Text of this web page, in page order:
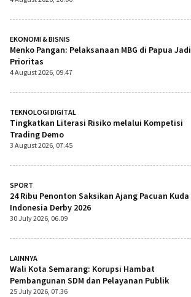
EKONOMI & BISNIS
Menko Pangan: Pelaksanaan MBG di Papua Jadi
Prioritas
4 August 2026, 09.47
TEKNOLOGI DIGITAL
Tingkatkan Literasi Risiko melalui Kompetisi
Trading Demo
3 August 2026, 07.45
SPORT
24 Ribu Penonton Saksikan Ajang Pacuan Kuda
Indonesia Derby 2026
30 July 2026, 06.09
LAINNYA
Wali Kota Semarang: Korupsi Hambat
Pembangunan SDM dan Pelayanan Publik
25 July 2026, 07.36